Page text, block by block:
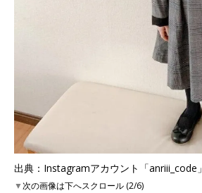
出典：Instagramアカウント「anriii_code」
▼次の画像は下へスクロール (2/6)